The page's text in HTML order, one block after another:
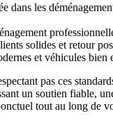
dans les
solides et retour
et véhicules bien
pas ces
un soutien fiable,
tout au long de